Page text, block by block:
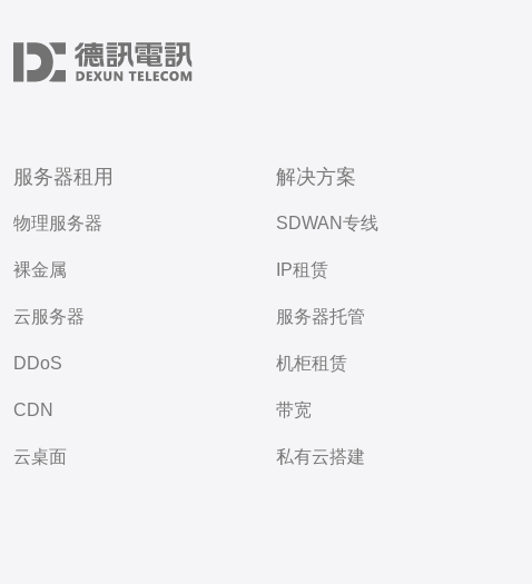
服务器租用
物理服务器
裸金属
云服务器
DDoS
CDN
云桌面
解决方案
SDWAN专线
IP租赁
服务器托管
机柜租赁
带宽
私有云搭建